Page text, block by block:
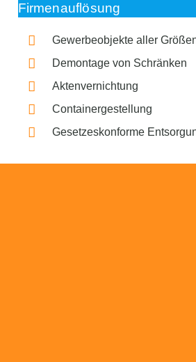
Firmenauflösung
Gewerbeobjekte aller
Demontage von Schränken
Aktenvernichtung
Containergestellung
Gesetzeskonforme